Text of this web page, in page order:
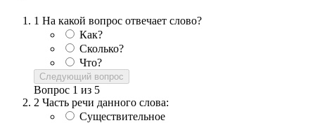
1 На какой вопрос отвечает слово?
Как?
Сколько?
Что?
Следующий вопрос
Вопрос 1 из 5
2 Часть речи данного слова:
Существительное